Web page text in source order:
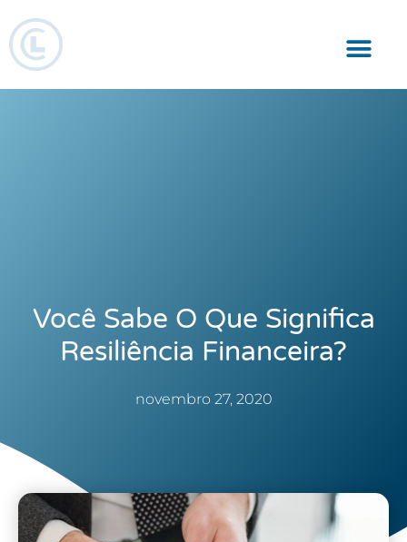
Você Sabe O Que Significa
Resiliência Financeira?
novembro 27, 2020